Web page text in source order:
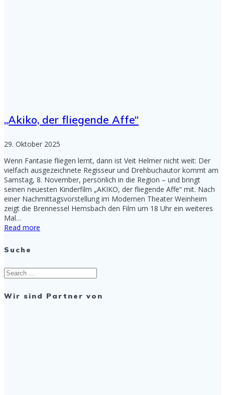
„Akiko, der fliegende Affe“
29. Oktober 2025
Wenn Fantasie fliegen lernt, dann ist Veit Helmer nicht weit: Der
vielfach ausgezeichnete Regisseur und Drehbuchautor kommt am
Samstag, 8. November, persönlich in die Region – und bringt
seinen neuesten Kinderfilm „AKIKO, der fliegende Affe“ mit. Nach
einer Nachmittagsvorstellung im Modernen Theater Weinheim
zeigt die Brennessel Hemsbach den Film um 18 Uhr ein weiteres
Mal…
Read more
Suche
Search
for:
Wir sind Partner von